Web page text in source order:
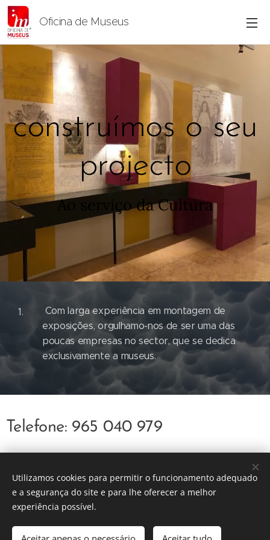
Oficina de Museus
construímos o seu
projecto
Ao serviço da Cultura
Com larga experiência em montagem de
exposições, orgulhamo-nos de ser uma das
poucas empresas no sector, que se dedica
exclusivamente a museus.
Telefone: 965 040 979
Email:
comercial.Historia@gmail.com
Utilizamos cookies para permitir o funcionamento adequado
e a segurança do site e para lhe oferecer a melhor
experiência possível.